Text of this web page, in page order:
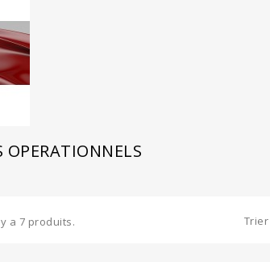
OPERATIONNELS
a 7 produits.